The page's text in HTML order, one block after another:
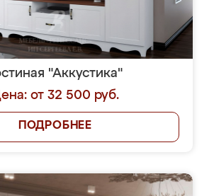
"Аккустика"
от 32 500 руб.
ПОДРОБНЕЕ